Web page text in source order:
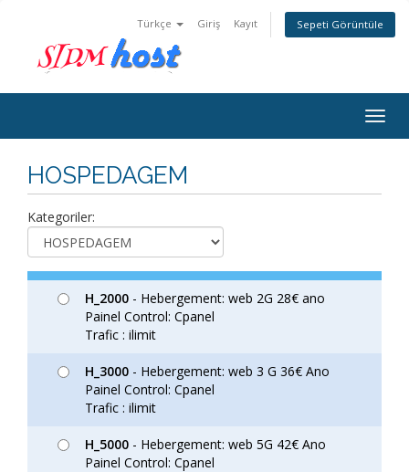
Türkçe Giriş Kayıt Sepeti Görüntüle
HOSPEDAGEM
Kategoriler:
H_2000 - Hebergement: web 2G 28€ ano
Painel Control: Cpanel
Trafic : ilimit
H_3000 - Hebergement: web 3 G 36€ Ano
Painel Control: Cpanel
Trafic : ilimit
H_5000 - Hebergement: web 5G 42€ Ano
Painel Control: Cpanel